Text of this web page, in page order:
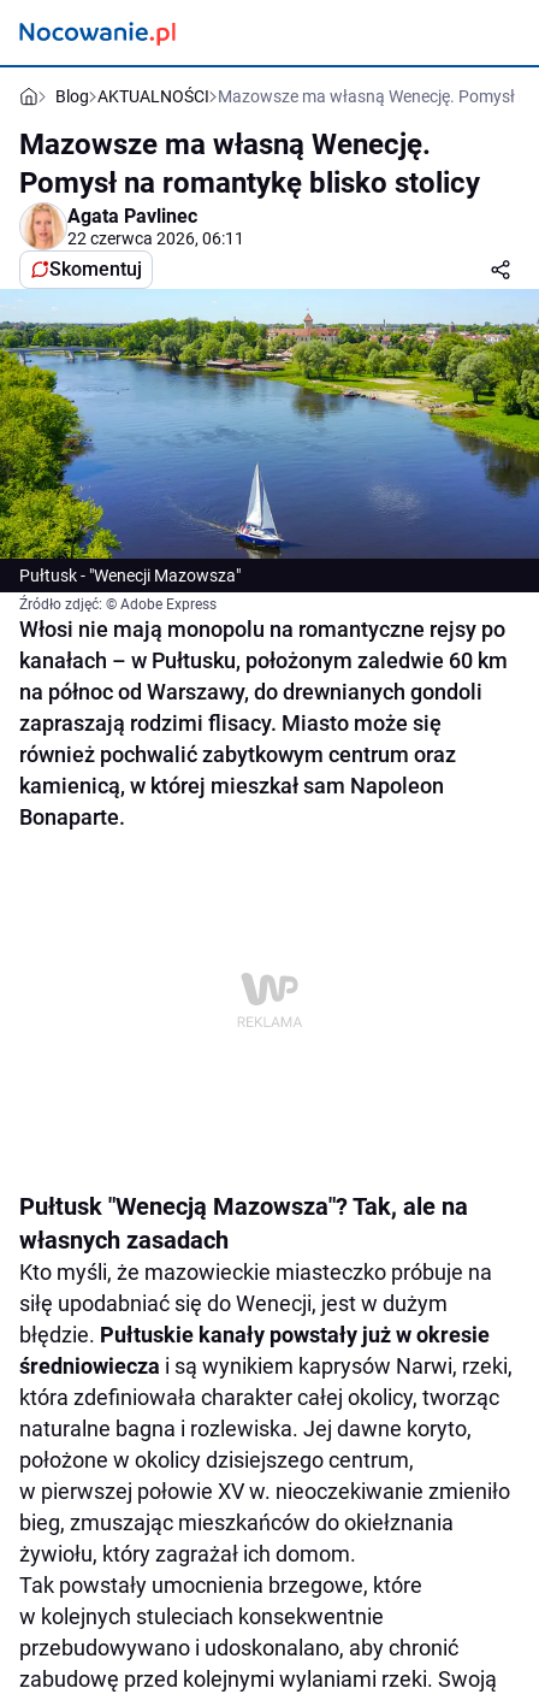
Blog AKTUALNOŚCI Mazowsze ma własną Wenecję. Pomysł
Mazowsze ma własną Wenecję.
Pomysł na romantykę blisko stolicy
Agata Pavlinec
22 czerwca 2026, 06:11
Skomentuj
Pułtusk - "Wenecji Mazowsza"
Źródło zdjęć: © Adobe Express
Włosi nie mają monopolu na romantyczne rejsy po
kanałach – w Pułtusku, położonym zaledwie 60 km
na północ od Warszawy, do drewnianych gondoli
zapraszają rodzimi flisacy. Miasto może się
również pochwalić zabytkowym centrum oraz
kamienicą, w której mieszkał sam Napoleon
Bonaparte.
Pułtusk "Wenecją Mazowsza"? Tak, ale na
własnych zasadach
Kto myśli, że mazowieckie miasteczko próbuje na
siłę upodabniać się do Wenecji, jest w dużym
błędzie. Pułtuskie kanały powstały już w okresie
średniowiecza i są wynikiem kaprysów Narwi, rzeki,
która zdefiniowała charakter całej okolicy, tworząc
naturalne bagna i rozlewiska. Jej dawne koryto,
położone w okolicy dzisiejszego centrum,
w pierwszej połowie XV w. nieoczekiwanie zmieniło
bieg, zmuszając mieszkańców do okiełznania
żywiołu, który zagrażał ich domom.
Tak powstały umocnienia brzegowe, które
w kolejnych stuleciach konsekwentnie
przebudowywano i udoskonalano, aby chronić
zabudowę przed kolejnymi wylaniami rzeki. Swoją